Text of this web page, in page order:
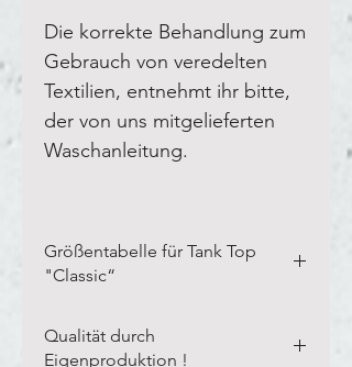
Die korrekte Behandlung zum
Gebrauch von veredelten
Textilien, entnehmt ihr bitte,
der von uns mitgelieferten
Waschanleitung.
Größentabelle für Tank Top
"Classic“
Textilien in der Breite und Länge,
Qualität durch
Eigenproduktion !